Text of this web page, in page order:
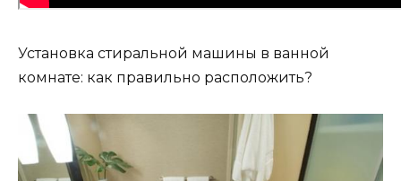
Установка стиральной машины в ванной
комнате: как правильно расположить?